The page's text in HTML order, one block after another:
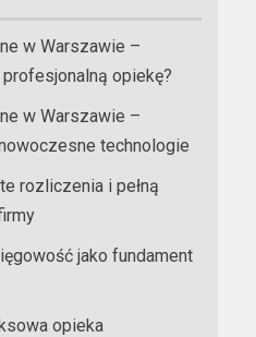
w Warszawie –
opiekę?
w Warszawie –
technologie
rozliczenia i pełną
jako fundament
opieka